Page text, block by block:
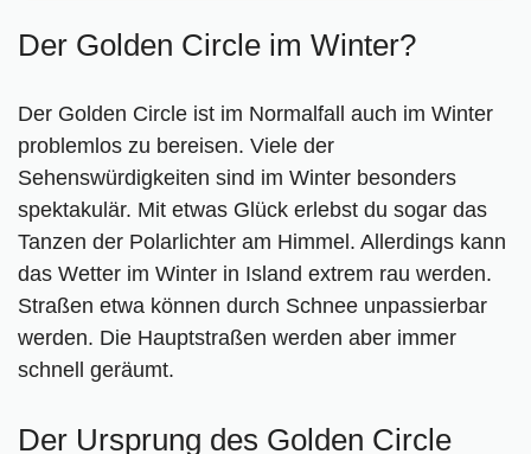
Der Golden Circle im Winter?
Der Golden Circle ist im Normalfall auch im Winter
problemlos zu bereisen. Viele der
Sehenswürdigkeiten sind im Winter besonders
spektakulär. Mit etwas Glück erlebst du sogar das
Tanzen der Polarlichter am Himmel. Allerdings kann
das Wetter im Winter in Island extrem rau werden.
Straßen etwa können durch Schnee unpassierbar
werden. Die Hauptstraßen werden aber immer
schnell geräumt.
Der Ursprung des Golden Circle